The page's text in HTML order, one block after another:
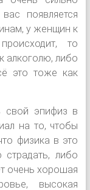
появляется
у женщин к
то
алкоголю, либо
это тоже как
свой эпифиз в
на то, чтобы
физика в это
либо
очень хорошая
высокая